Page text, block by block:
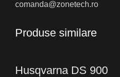
comanda@zonetech.ro
Produse similare
Husqvarna DS 900